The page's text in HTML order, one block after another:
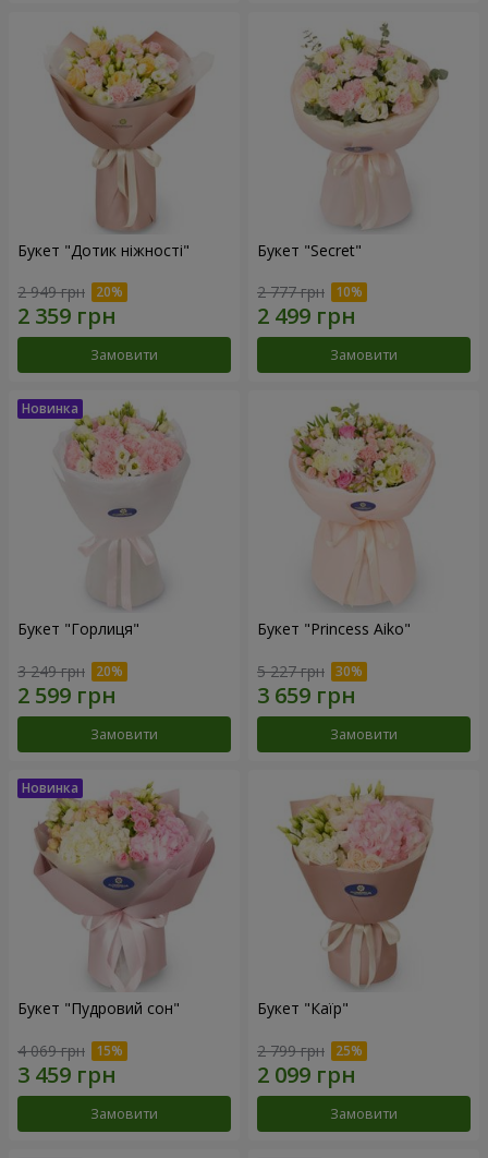
Букет "Дотик ніжності"
2 949 грн
Замовити
Букет "Secret"
2 777 грн
Замовити
Букет "Горлиця"
3 249 грн
Замовити
Букет "Princess Aiko"
5 227 грн
Замовити
Букет "Пудровий сон"
4 069 грн
Замовити
Букет "Каїр"
2 799 грн
Замовити